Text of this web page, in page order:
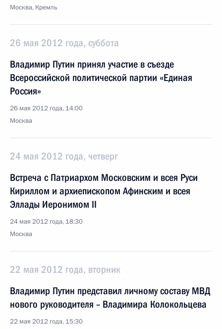
Москва, Кремль
26 мая 2012 года, суббота
Владимир Путин принял участие в съезде
Всероссийской политической партии «Единая
Россия»
26 мая 2012 года, 14:00
Москва
24 мая 2012 года, четверг
Встреча с Патриархом Московским и всея Руси
Кириллом и архиепископом Афинским и всея
Эллады Иеронимом II
24 мая 2012 года, 18:30
Москва
22 мая 2012 года, вторник
Владимир Путин представил личному составу МВД
нового руководителя – Владимира Колокольцева
22 мая 2012 года, 15:30